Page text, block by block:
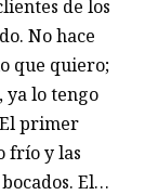
de los
No hace
que quiero;
ya lo tengo
primer
frío y las
El…